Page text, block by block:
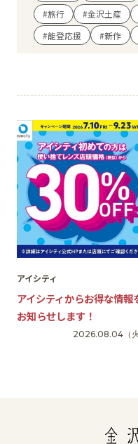
ショップニュース
アクセス・パーキン
館内サービス
施設からのお知らせ
スタッフ募集
百番街くらぶ
#旅行
#金沢土産
#能登応援
#新作
アイシティ
アイシティからお得な情報
お知らせします！
2026.08.04 （